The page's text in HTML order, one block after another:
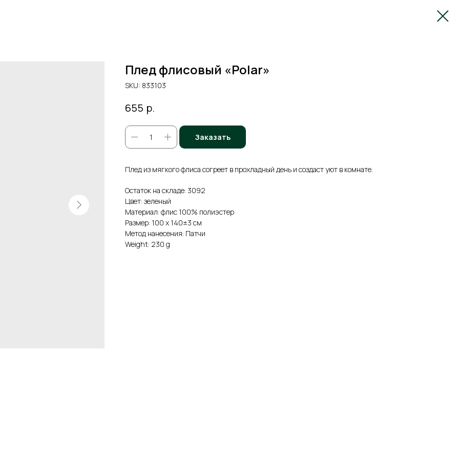
Плед флисовый «Polar»
SKU: 833103
655 р.
Заказать
Плед из мягкого флиса согреет в прохладный день и создаст уют в комнате.
Остаток на складе: 3092
Цвет: зеленый
Материал: флис 100% полиэстер
Размер: 100 х 140±3 см
Метод нанесения: Патчи
Weight: 230 g